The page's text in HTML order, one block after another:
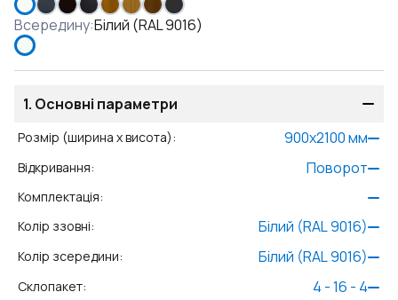
Всередину:Білий (RAL 9016)
1. Основні параметри
Розмір (ширина x висота): 900x2100мм
Відкривання: Поворот
Комплектація:
Колір ззовні: Білий (RAL 9016)
Колір зсередини: Білий (RAL 9016)
Склопакет:
4 - 16 - 4